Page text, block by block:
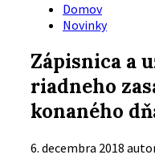
vyhľadávanie
Domov
Novinky
Zápisnica a
riadneho
konaného
6. decembra 2018